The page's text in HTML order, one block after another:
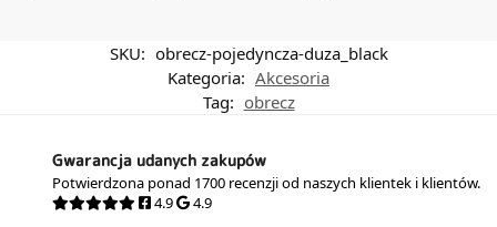
SKU: obrecz-pojedyncza-duza_black
Kategoria: Akcesoria
Tag: obrecz
Gwarancja udanych zakupów
Potwierdzona ponad 1700 recenzji od naszych klientek i klientów.
4.9
4.9